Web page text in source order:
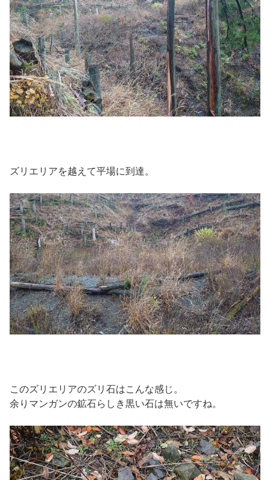
ズリエリアを越えて平場に到達。
このズリエリアのズリ石はこんな感じ。
余りマンガンの鉱石らしき黒い石は無いですね。